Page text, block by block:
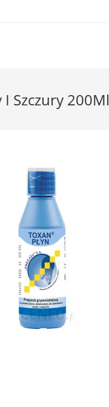
I Szczury